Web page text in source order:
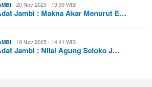
20 Nov 2025 - 19:39 WIB
Jambi : Makna Akar Menurut E…
16 Nov 2025 - 14:41 WIB
Jambi : Nilai Agung Seloko J…